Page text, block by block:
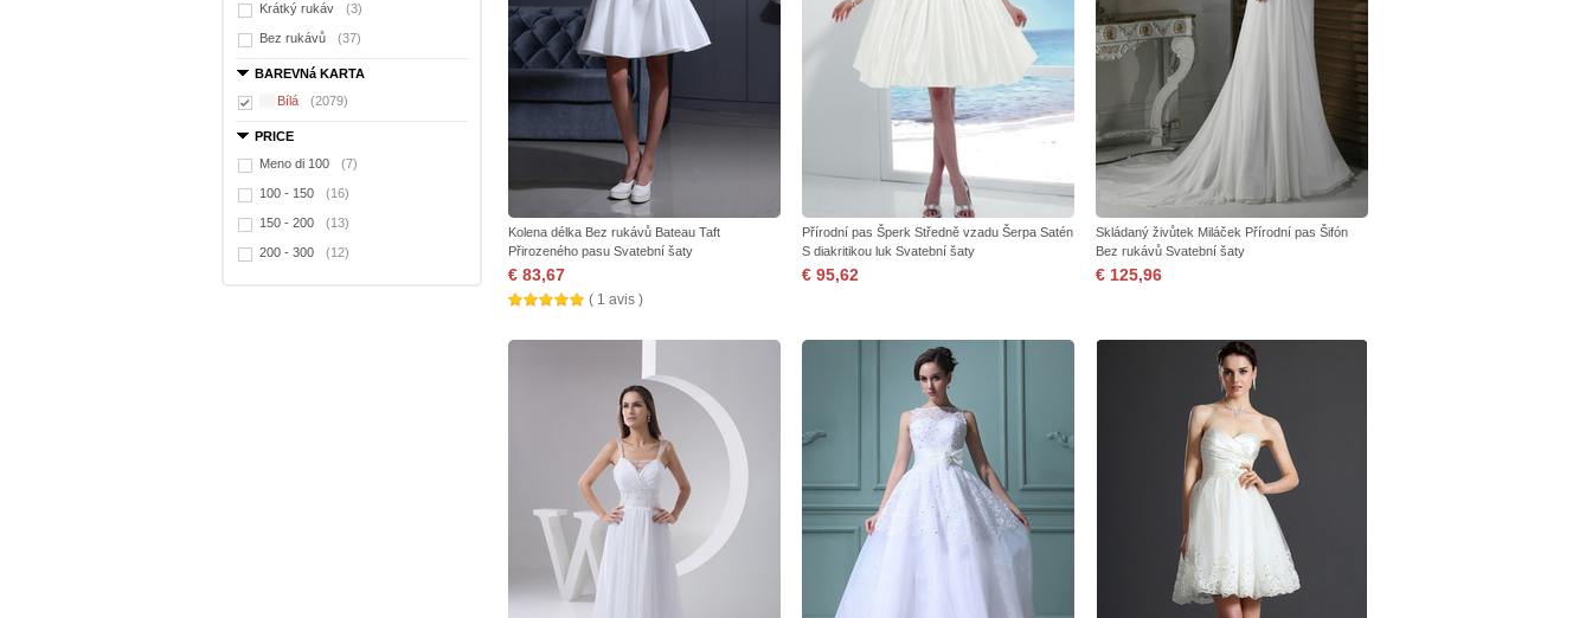
Krátký rukáv (3)
Bez rukávů (37)
BAREVNá KARTA
Bílá
(2079)
PRICE
Meno di 100
(7)
100 - 150 (16)
150 - 200 (13)
200 - 300 (12)
Kolena délka Bez rukávů Bateau Taft
Přirozeného pasu Svatební šaty
€ 83,67
( 1 avis )
Přírodní pas Šperk Středně vzadu Šerpa Satén
S diakritikou luk Svatební šaty
€ 95,62
Skládaný živůtek Miláček Přírodní pas Šifón
Bez rukávů Svatební šaty
€ 125,96